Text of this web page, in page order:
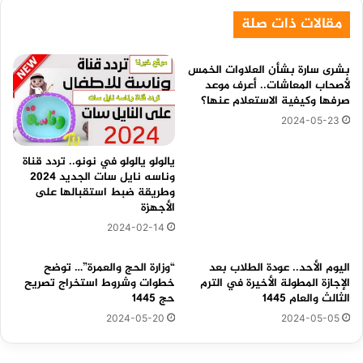
مقالات ذات صلة
بشرى سارة بشأن العلاوات الخمس
لأصحاب المعاشات.. أعرف موعد
صرفها وكيفية الاستعلام عنها؟
2024-05-23
يالولو يالولو في نونو.. تردد قناة
وناسه نايل سات الجديد 2024
وطريقة ضبط استقبالها على
الأجهزة
2024-02-14
اليوم الأحد.. عودة الطلاب بعد
الإجازة المطولة الأخيرة في الترم
الثالث والعام 1445
2024-05-05
“وزارة الحج والعمرة”… توضح
خطوات وشروط استخراج تصريح
حج 1445
2024-05-20